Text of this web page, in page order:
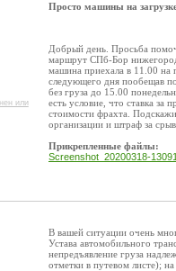
или
Просто машины на
Добрый день. Просьба
маршрут СПб-Бор
машина приехала в 11.00 на
следующего дня пообещав
без груза до 15.00
есть условие, что ставка за
стоимости фрахта.
организации и штраф за
Прикрепленные файлы:
Screenshot_20200318-
В вашей ситуации очень
Устава автомобильного
непредъявление груза
отметки в путевом листе);